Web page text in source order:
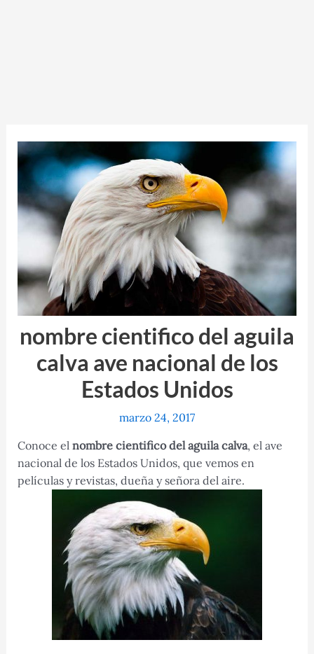
nombre cientifico del aguila
calva ave nacional de los
Estados Unidos
marzo 24, 2017
Conoce el nombre cientifico del aguila calva, el ave
nacional de los Estados Unidos, que vemos en
películas y revistas, dueña y señora del aire.